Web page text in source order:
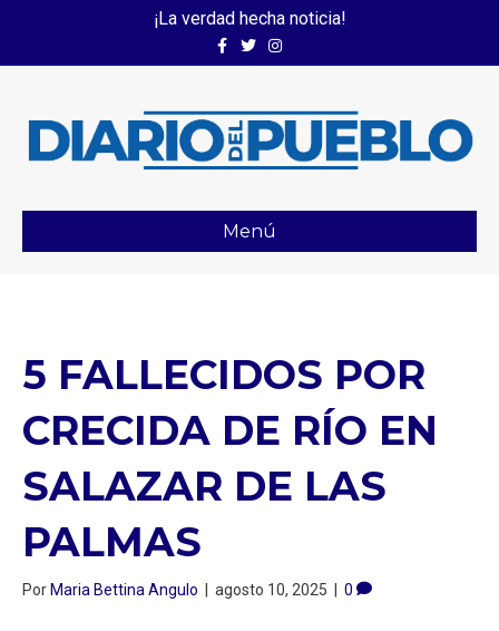
¡La verdad hecha noticia!
FacebookTwitterInstagram
Menú
5 FALLECIDOS POR
CRECIDA DE RÍO EN
SALAZAR DE LAS
PALMAS
PorMaria Bettina Angulo | agosto 10, 2025 | 0